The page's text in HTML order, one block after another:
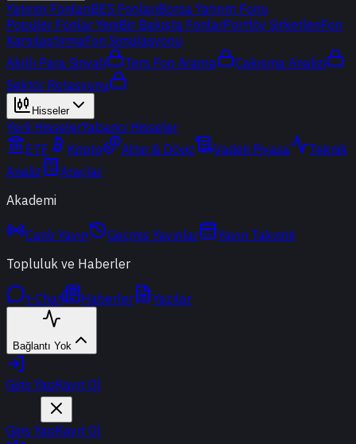
Yatırım FonlarıBES FonlarıBorsa Yatırım Fonu
Popüler Fonlar YeniBir Bakışta FonlarPortföy ŞirketleriFon
KarşılaştırmaFon Simülasyonu
Akıllı Para Sinyali
Ters Fon Arama
Çakışma Analizi
Sektör Rotasyonu
Hisseler
Yerli HisselerYabancı Hisseler
ETF
Kripto Altın & Döviz Vadeli Piyasa
Teknik
Analiz
Araçlar
Akademi
Canlı Yayın Geçmiş Yayınlar
Yayın Takvimi
Topluluk ve Haberler
t-Chat Haberler Yazılar
Bağlantı Yok
Giriş YapKayıt Ol
Giriş YapKayıt Ol